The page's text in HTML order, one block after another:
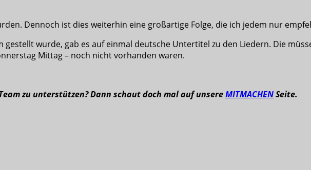
Dennoch ist dies weiterhin eine großartige Folge, die ich jedem nur
gestellt wurde, gab es auf einmal deutsche Untertitel zu den Liedern. Die
Mittag – noch nicht vorhanden waren.
zu unterstützen? Dann schaut doch mal auf unsereMITMACHENSeite.